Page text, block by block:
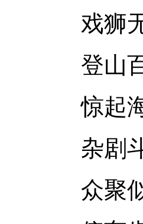
戏狮
登山
惊起
杂剧
众聚